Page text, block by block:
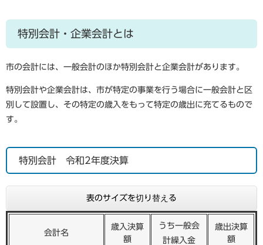
特別会計・企業会計とは
市の会計には、一般会計のほか特別会計と企業会計があります。
特別会計や企業会計は、市が特定の事業を行う場合に一般会計と区
別して設置し、その特定の歳入をもって特定の歳出に充てるもので
す。
特別会計 令和2年度決算
表のサイズを切り替える
会計名
歳入決算
額
うち一般会
計繰入金
歳出決算
額